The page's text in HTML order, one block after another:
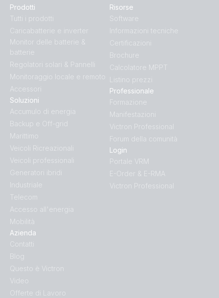
Prodotti
Tutti i prodotti
Caricabatterie e inverter
Monitor delle batterie &
batterie
Regolatori solari & Pannelli
Monitoraggio locale e remoto
Accessori
Soluzioni
Accumulo di energia
Backup e Off-grid
Marittimo
Veicoli Ricreazionali
Veicoli professionali
Generatori ibridi
Industriale
Telecom
Accesso all'energia
Mobilità
Azienda
Contatti
Blog
Questo è Victron
Video
Offerte di Lavoro
Risorse
Software
Informazioni tecniche
Certificazioni
Brochure
Calcolatore MPPT
Listino prezzi
Professionale
Formazione
Manifestazioni
Victron Professional
Forum della comunità
Login
Portale VRM
E-Order & E-RMA
Victron Professional